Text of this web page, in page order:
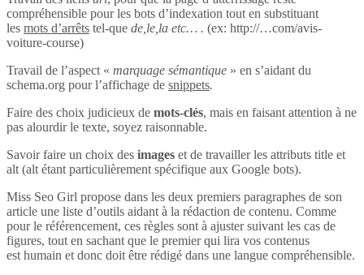
compréhensible pour les bots d’indexation tout en substituant
les mots d’arrêts tel-que de,le,la etc… . (ex: http://…com/avis-
voiture-course)
Travail de l’aspect « marquage sémantique » en s’aidant du
schema.org pour l’affichage de snippets.
Faire des choix judicieux de mots-clés, mais en faisant attention à ne
pas alourdir le texte, soyez raisonnable.
Savoir faire un choix des images et de travailler les attributs title et
alt (alt étant particulièrement spécifique aux Google bots).
Miss Seo Girl propose dans les deux premiers paragraphes de son
article une liste d’outils aidant à la rédaction de contenu. Comme
pour le référencement, ces règles sont à ajuster suivant les cas de
figures, tout en sachant que le premier qui lira vos contenus
est humain et donc doit être rédigé dans une langue compréhensible.